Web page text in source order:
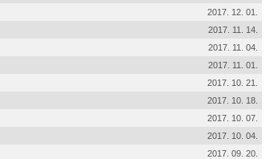
2017. 12. 01.
2017. 11. 14.
2017. 11. 04.
2017. 11. 01.
2017. 10. 21.
2017. 10. 18.
2017. 10. 07.
2017. 10. 04.
2017. 09. 20.